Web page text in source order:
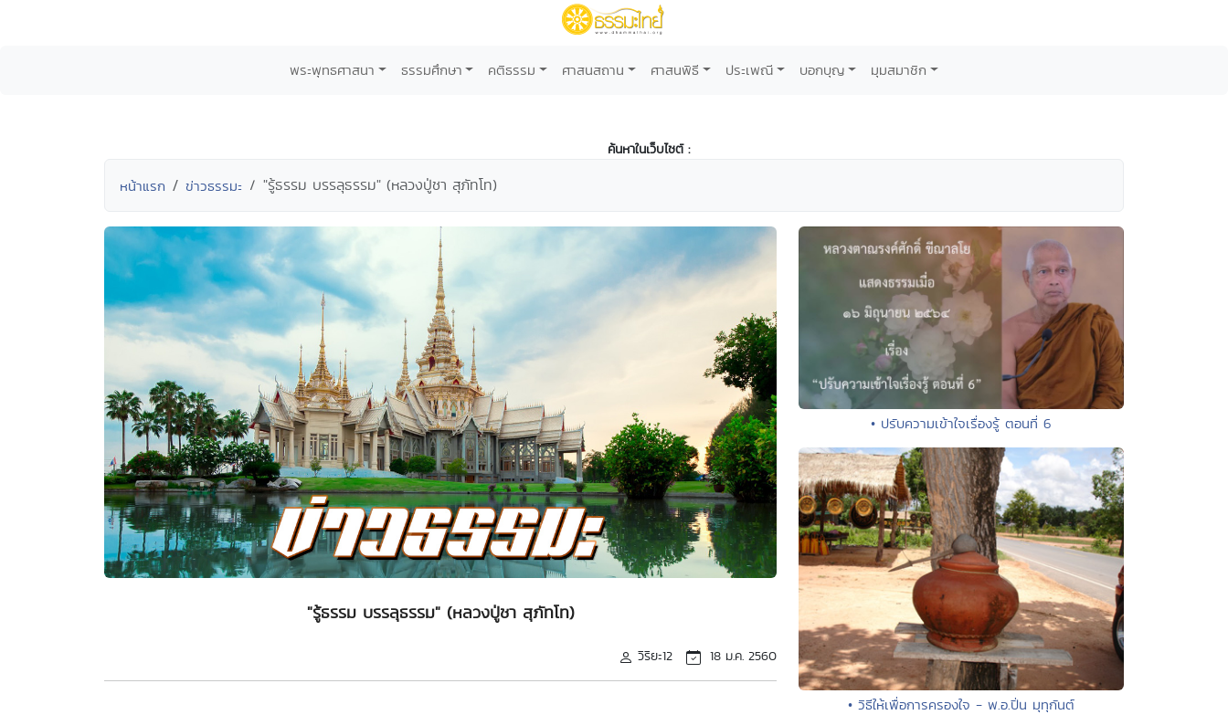
พระพุทธศาสนา ธรรมศึกษา คติธรรม ศาสนสถาน ศาสนพิธี ประเพณี บอกบุญ มุมสมาชิก
ค้นหาในเว็บไซต์ :
หน้าแรก ข่าวธรรมะ "รู้ธรรม บรรลุธรรม" (หลวงปู่ชา สุภัทโท)
"รู้ธรรม บรรลุธรรม" (หลวงปู่ชา สุภัทโท)
วิริยะ12 18 ม.ค. 2560
• ปรับความเข้าใจเรื่องรู้ ตอนที่ 6
• วิธีให้เพื่อการครองใจ - พ.อ.ปิ่น มุทุกันต์